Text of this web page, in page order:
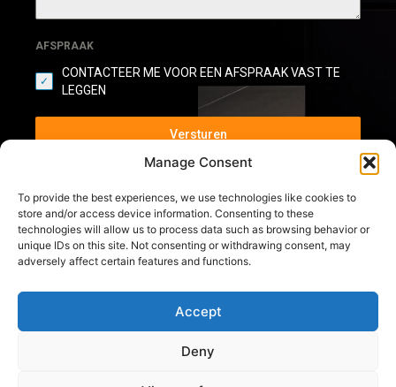
Manage Consent
To provide the best experiences, we use technologies like cookies to
store and/or access device information. Consenting to these
technologies will allow us to process data such as browsing behavior or
unique IDs on this site. Not consenting or withdrawing consent, may
adversely affect certain features and functions.
Accept
Deny
AFSPRAAK
CONTACTEER ME VOOR EEN AFSPRAAK VAST TE
LEGGEN
Versturen
D.T. Interieur – De interieurinrichter voor maatmeubelen en interieur op maat